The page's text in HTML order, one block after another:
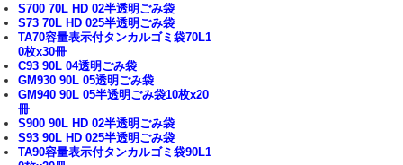
S700 70L HD 02半透明ごみ袋
S73 70L HD 025半透明ごみ袋
TA70容量表示付タンカルゴミ袋70L1
0枚x30冊
C93 90L 04透明ごみ袋
GM930 90L 05透明ごみ袋
GM940 90L 05半透明ごみ袋10枚x20
冊
S900 90L HD 02半透明ごみ袋
S93 90L HD 025半透明ごみ袋
TA90容量表示付タンカルゴミ袋90L1